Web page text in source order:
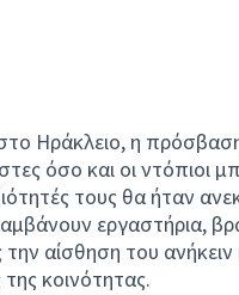
Ηράκλειο, η
όσο και οι ντόπιοι
τους θα ήταν
εργαστήρια,
αίσθηση του ανήκειν
κοινότητας.